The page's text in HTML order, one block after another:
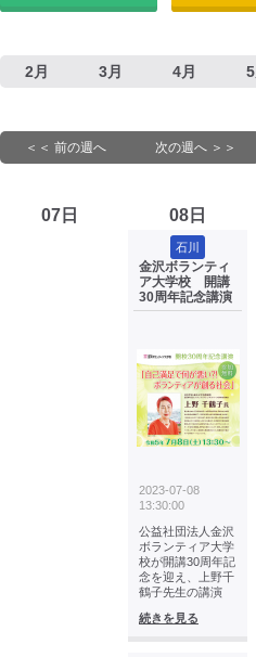
2月 3月 4月 5
＜＜ 前の週へ 次の週へ ＞＞
07日 08日
石川
金沢ボランティ
ア大学校 開講
30周年記念講演
2023-07-08
13:30:00
公益社団法人金沢
ボランティア大学
校が開講30周年記
念を迎え、上野千
鶴子先生の講演
続きを見る